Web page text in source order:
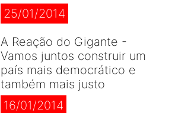
25/01/2014
A Reação do Gigante -
Vamos juntos construir um
país mais democrático e
também mais justo
16/01/2014